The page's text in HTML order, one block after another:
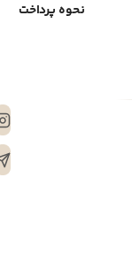
نحوه پرداخت